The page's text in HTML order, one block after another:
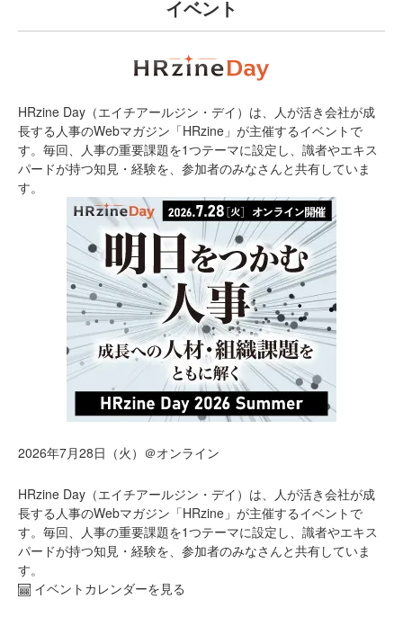
イベント
HRzine Day（エイチアールジン・デイ）は、人が活き会社が成
長する人事のWebマガジン「HRzine」が主催するイベントで
す。毎回、人事の重要課題を1つテーマに設定し、識者やエキス
パードが持つ知見・経験を、参加者のみなさんと共有していま
す。
2026年7月28日（火）＠オンライン
HRzine Day（エイチアールジン・デイ）は、人が活き会社が成
長する人事のWebマガジン「HRzine」が主催するイベントで
す。毎回、人事の重要課題を1つテーマに設定し、識者やエキス
パードが持つ知見・経験を、参加者のみなさんと共有していま
す。
イベントカレンダーを見る